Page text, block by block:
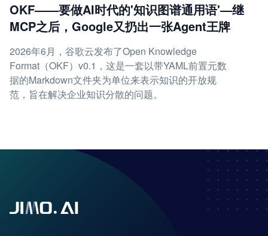
OKF——要做AI时代的'知识图谱通用语'—继
MCP之后，Google又扔出一张Agent王牌
2026年6月，谷歌云发布了Open Knowledge
Format（OKF）v0.1，这是一套以带YAML前置元数
据的Markdown文件夹为单位来表示知识的开放规
范，旨在解决企业知识分散的问题。